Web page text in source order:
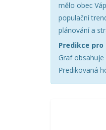
mělo obec
populační
plánování a
Predikce pro
Graf
Predikovaná